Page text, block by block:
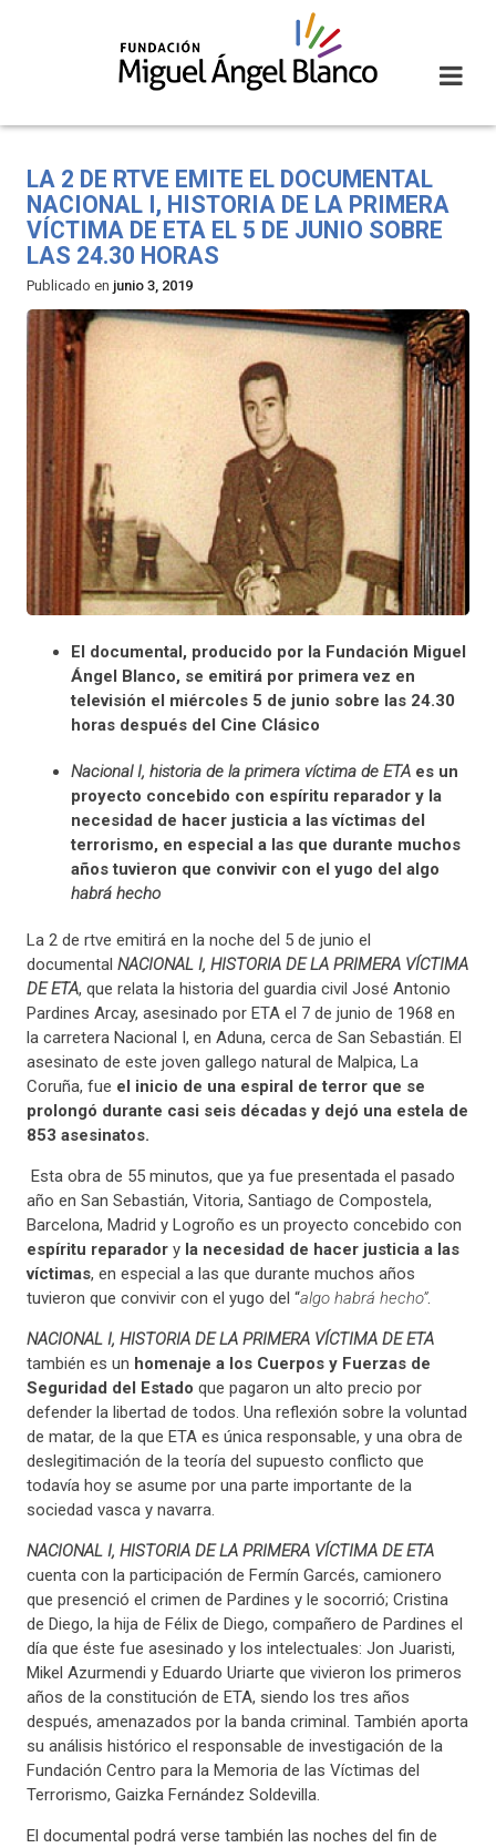
LA 2 DE RTVE EMITE EL DOCUMENTAL
NACIONAL I, HISTORIA DE LA PRIMERA
VÍCTIMA DE ETA EL 5 DE JUNIO SOBRE
LAS 24.30 HORAS
Publicado en junio 3, 2019
El documental, producido por la Fundación Miguel
Ángel Blanco, se emitirá por primera vez en
televisión el miércoles 5 de junio sobre las 24.30
horas después del Cine Clásico
Nacional I, historia de la primera víctima de ETA es un
proyecto concebido con espíritu reparador y la
necesidad de hacer justicia a las víctimas del
terrorismo, en especial a las que durante muchos
años tuvieron que convivir con el yugo del algo
habrá hecho
La 2 de rtve emitirá en la noche del 5 de junio el
documental NACIONAL I, HISTORIA DE LA PRIMERA VÍCTIMA
DE ETA, que relata la historia del guardia civil José Antonio
Pardines Arcay, asesinado por ETA el 7 de junio de 1968 en
la carretera Nacional I, en Aduna, cerca de San Sebastián. El
asesinato de este joven gallego natural de Malpica, La
Coruña, fue el inicio de una espiral de terror que se
prolongó durante casi seis décadas y dejó una estela de
853 asesinatos.
Esta obra de 55 minutos, que ya fue presentada el pasado
año en San Sebastián, Vitoria, Santiago de Compostela,
Barcelona, Madrid y Logroño es un proyecto concebido con
espíritu reparador y la necesidad de hacer justicia a las
víctimas, en especial a las que durante muchos años
tuvieron que convivir con el yugo del “algo habrá hecho”.
NACIONAL I, HISTORIA DE LA PRIMERA VÍCTIMA DE ETA
también es un homenaje a los Cuerpos y Fuerzas de
Seguridad del Estado que pagaron un alto precio por
defender la libertad de todos. Una reflexión sobre la voluntad
de matar, de la que ETA es única responsable, y una obra de
deslegitimación de la teoría del supuesto conflicto que
todavía hoy se asume por una parte importante de la
sociedad vasca y navarra.
NACIONAL I, HISTORIA DE LA PRIMERA VÍCTIMA DE ETA
cuenta con la participación de Fermín Garcés, camionero
que presenció el crimen de Pardines y le socorrió; Cristina
de Diego, la hija de Félix de Diego, compañero de Pardines el
día que éste fue asesinado y los intelectuales: Jon Juaristi,
Mikel Azurmendi y Eduardo Uriarte que vivieron los primeros
años de la constitución de ETA, siendo los tres años
después, amenazados por la banda criminal. También aporta
su análisis histórico el responsable de investigación de la
Fundación Centro para la Memoria de las Víctimas del
Terrorismo, Gaizka Fernández Soldevilla.
El documental podrá verse también las noches del fin de